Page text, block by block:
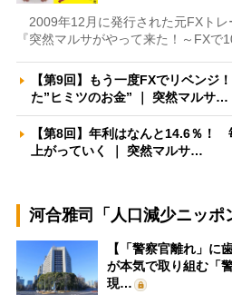
2009年12月に発行された元FXトレ
『突然マルサがやって来た！～FXで
【第9回】もう一度FXでリベン
た”ヒミツのお金” ｜ 突然マルサ…
【第8回】年利はなんと14.6％！
上がっていく ｜ 突然マルサ…
河合雅司「人口減少ニッポ
【「警察官離れ」に
が本気で取り組む「
現…